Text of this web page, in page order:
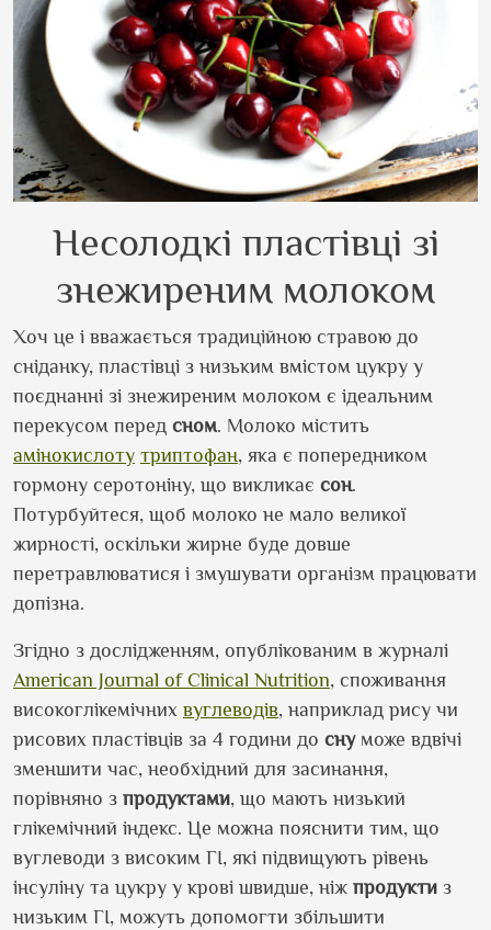
Несолодкі пластівці зі
знежиреним молоком
Хоч це і вважається традиційною стравою до
сніданку, пластівці з низьким вмістом цукру у
поєднанні зі знежиреним молоком є ідеальним
перекусом перед сном. Молоко містить
амінокислоту триптофан, яка є попередником
гормону серотоніну, що викликає сон.
Потурбуйтеся, щоб молоко не мало великої
жирності, оскільки жирне буде довше
перетравлюватися і змушувати організм працювати
допізна.
Згідно з дослідженням, опублікованим в журналі
American Journal of Clinical Nutrition, споживання
високоглікемічних вуглеводів, наприклад рису чи
рисових пластівців за 4 години до снуможе вдвічі
зменшити час, необхідний для засинання,
порівняно з продуктами, що мають низький
глікемічний індекс. Це можна пояснити тим, що
вуглеводи з високим ГІ, які підвищують рівень
інсуліну та цукру у крові швидше, ніж продукти з
низьким ГІ, можуть допомогти збільшити